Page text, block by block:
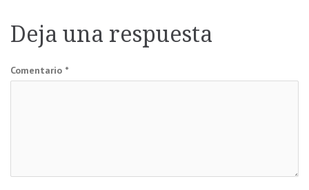
entradas
Deja una respuesta
Comentario *